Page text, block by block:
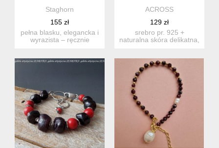
Staghorn
155 zł
pełna blasku, elegancka i
wyrazista – ręcznie
ACROSS
129 zł
srebro pr. 925 +
naturalna skóra delikatna,